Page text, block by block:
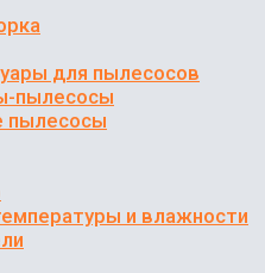
для пылесосов
пылесосы
пылесосы
и влажности